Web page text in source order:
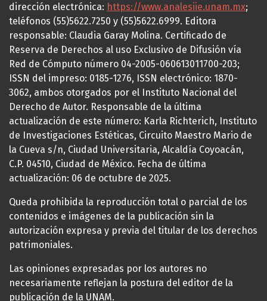
dirección electrónica: https://www.analesiie.unam.mx;
teléfonos (55)5622.7250 y (55)5622.6999. Editora
responsable: Claudia Garay Molina. Certificado de
Reserva de Derechos al uso Exclusivo de Difusión vía
Red de Cómputo número 04-2005-060613011700-203;
ISSN del impreso: 0185-1276, ISSN electrónico: 1870-
3062, ambos otorgados por el Instituto Nacional del
Derecho de Autor. Responsable de la última
actualización de este número: Karla Richterich, Instituto
de Investigaciones Estéticas, Circuito Maestro Mario de
la Cueva s/n, Ciudad Universitaria, Alcaldía Coyoacán,
C.P. 04510, Ciudad de México. Fecha de última
actualización: 06 de octubre de 2025.
Queda prohibida la reproducción total o parcial de los
contenidos e imágenes de la publicación sin la
autorización expresa y previa del titular de los derechos
patrimoniales.
Las opiniones expresadas por los autores no
necesariamente reflejan la postura del editor de la
publicación de la UNAM.